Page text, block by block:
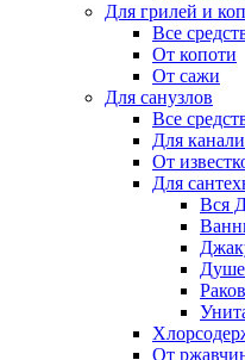
Для грилей и
Все
От копоти
От сажи
Для санузлов
Все
Для
От
Для
Вся
От